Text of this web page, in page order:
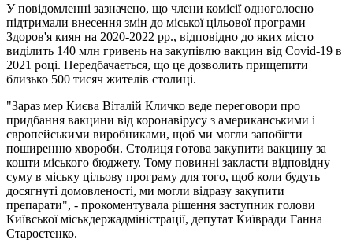
У повідомленні зазначено, що члени комісії одноголосно
підтримали внесення змін до міської цільової програми
Здоров'я киян на 2020-2022 рр., відповідно до яких місто
виділить 140 млн гривень на закупівлю вакцин від Covid-19 в
2021 році. Передбачається, що це дозволить прищепити
близько 500 тисяч жителів столиці.
"Зараз мер Києва Віталій Кличко веде переговори про
придбання вакцини від коронавірусу з американськими і
європейськими виробниками, щоб ми могли запобігти
поширенню хвороби. Столиця готова закупити вакцину за
кошти міського бюджету. Тому повинні закласти відповідну
суму в міську цільову програму для того, щоб коли будуть
досягнуті домовленості, ми могли відразу закупити
препарати", - прокоментувала рішення заступник голови
Київської міськдержадміністрації, депутат Київради Ганна
Старостенко.